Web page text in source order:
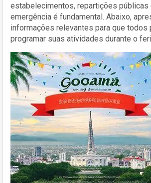
estabelecimentos, repartições
emergência é fundamental. Abaixo,
informações relevantes para que todos
programar suas atividades durante o